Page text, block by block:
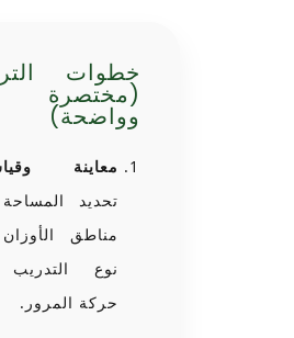
خطوات
(مختصرة
وواضحة)
معاينة
تحديد
مناطق
نوع
حركة المرور.